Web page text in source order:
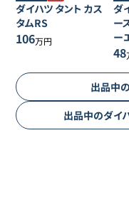
ダイハツ タント カス
タムRS
106万円
ダ
ー
ー
48
出品中の
出品中のダイ